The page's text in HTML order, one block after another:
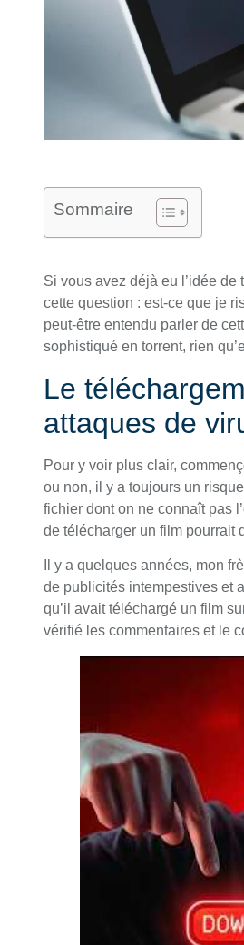
Sommaire
Si vous avez déjà eu l’idée
cette question : est-ce que je
peut-être entendu parler de
sophistiqué en torrent, rien
Le
attaques de
Pour y voir plus clair,
ou non, il y a toujours un
fichier dont on ne connaît pas
de télécharger un film pourrait
Il y a quelques années, mon
de publicités intempestives et
qu’il avait téléchargé un film
vérifié les commentaires et le